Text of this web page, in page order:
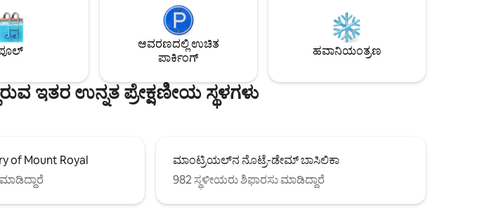
ಅಡುಗೆಮನೆ ಮತ್ತು 2 ಪೂರ್ಣ ಸ್ನಾನಗೃಹಗಳನ್ನು
ಹೊಂದಿರುವುದು ಪರಿಪೂರ್ಣವಾದ ದೀರ್ಘಾವಧಿಯ
ವಾಸ್ತವ್ಯವನ್ನು ಮಾಡುತ್ತದೆ. ಲಿವಿಂಗ್ ರೂಮ್ ಮತ್ತು
ಬೆಡ್‌ರೂಮ್‌ಗಳಲ್ಲಿ ನೆಟ್‌ಫ್ಲಿಕ್ಸ್ ಮತ್ತು ಪ್ರೈಮ್ ಸೇರಿವೆ.
ಹೈ-ಸ್ಪೀಡ್ ವೈಫೈ ಸೇರಿಸಿ.
ರೆಸ್ಟೋರೆಂಟ್‌ಗಳು, ಬೊಟಿಕ್‌ಗಳು ಮತ್ತು
ರಾತ್ರಿಜೀವನದೊಂದಿಗೆ, ಆರಾಮ ಮತ್ತು ನಗರದ
ಉತ್ಸಾಹದ ಪರಿಪೂರ್ಣ ಮಿಶ್ರಣವನ್ನು ಅನುಭವಿಸಿ!
ಆವರಣದಲ್ಲಿ ಉಚಿತ
ಪಾರ್ಕಿಂಗ್
ಹವಾನಿಯಂತ್ರಣ
ಇತರ ಉನ್ನತ ಪ್ರೇಕ್ಷಣೀಯ ಸ್ಥಳಗಳು
of Mount Royal
ಮಾಂಟ್ರಿಯಲ್‌ನ ನೊಟ್ರೆ-ಡೇಮ್ ಬಾಸಿಲಿಕಾ
982 ಸ್ಥಳೀಯರು ಶಿಫಾರಸು ಮಾಡಿದ್ದಾರೆ